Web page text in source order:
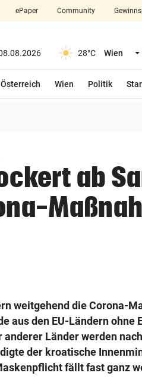
closeSchließen
arrow_right
KG 2026
ePaper Community
28°C Wien
Österreich Wien Politik
ab
weitgehend die Corona-
aus den EU-Ländern ohne
Länder werden
der kroatische
fällt fast ganz